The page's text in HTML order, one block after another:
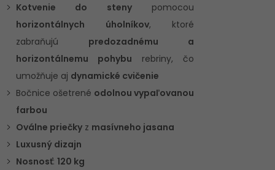
Kotvenie do stenypomocou
horizontálnych úholníkov, ktoré
zabraňujú predozadnému a
horizontálnemu pohybu rebriny, čo
umožňuje aj dynamické cvičenie
Bočnice ošetrené odolnou vypaľovanou
farbou
Oválne priečky z masívneho jasana
Luxusný dizajn
Nosnosť: 120 kg